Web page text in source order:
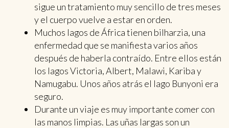
sigue un tratamiento muy sencillo de tres meses
y el cuerpo vuelve a estar en orden.
Muchos lagos de África tienen bilharzia, una
enfermedad que se manifiesta varios años
después de haberla contraído. Entre ellos están
los lagos Victoria, Albert, Malawi, Kariba y
Namugabu. Unos años atrás el lago Bunyoni era
seguro.
Durante un viaje es muy importante comer con
las manos limpias. Las uñas largas son un